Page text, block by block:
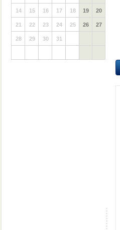
14 15 16 17 18 19 20
21 22 23 24 25 26 27
28 29 30 31